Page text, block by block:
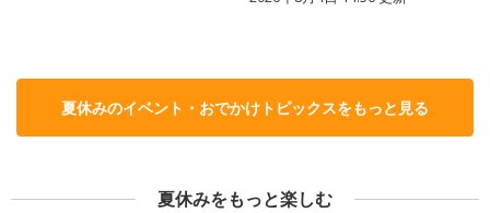
夏休みのイベント・おでかけトピックスをもっと見る
夏休みをもっと楽しむ